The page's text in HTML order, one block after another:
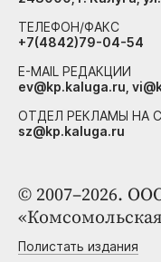
© 2007–2026.
Полистать издания
ТЕЛЕФОН/ФАКС
+7(4842)79-04-54
E-MAIL РЕДАКЦИИ
ev@kp.kaluga.ru,
ОТДЕЛ РЕКЛАМЫ НА
sz@kp.kaluga.ru